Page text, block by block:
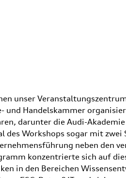
unser
und Handelskammer
darunter die Audi-
Workshops sogar mit zwei
neben den
konzentrierte sich auf
in den Bereichen